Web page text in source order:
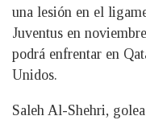
una lesión en el
Juventus en
podrá enfrentar en
Unidos.
Saleh Al-Shehri,